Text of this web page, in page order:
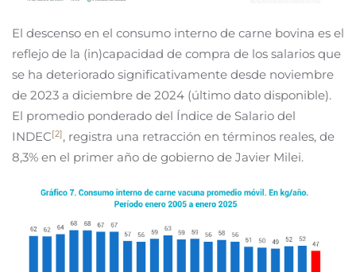
El descenso en el consumo interno de carne bovina es el
reflejo de la (in)capacidad de compra de los salarios que
se ha deteriorado significativamente desde noviembre
de 2023 a diciembre de 2024 (último dato disponible).
El promedio ponderado del Índice de Salario del
INDEC[2], registra una retracción en términos reales, de
8,3% en el primer año de gobierno de Javier Milei.